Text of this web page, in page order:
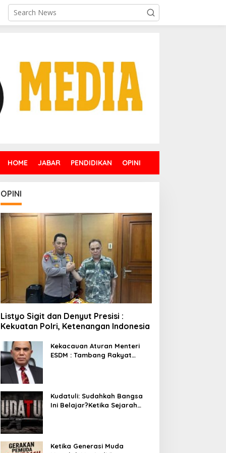
HOME JABAR PENDIDIKAN OPINI
OPINI
Listyo Sigit dan Denyut Presisi :
Kekuatan Polri, Ketenangan Indonesia
Kekacauan Aturan Menteri
ESDM : Tambang Rakyat
Kudatuli: Sudahkah Bangsa
Ini Belajar?Ketika Sejarah
Ketika Generasi Muda